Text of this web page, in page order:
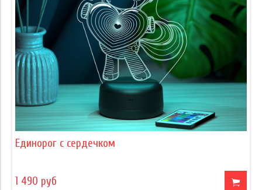
Единорог с сердечком
1 490 руб